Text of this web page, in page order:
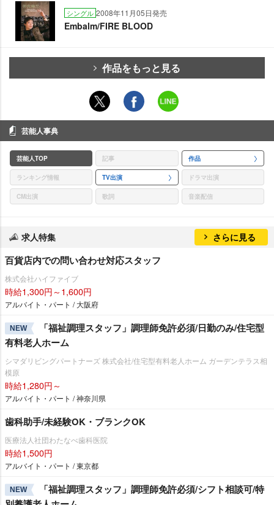
シングル 2008年11月05日発売
Embalm/FIRE BLOOD
作品をもっと見る
芸能人事典
芸能人TOP 記事 作品
ランキング情報 TV出演 ドラマ出演
CM出演 歌詞 音楽配信
求人特集 さらに見る
百貨店内での問い合わせ対応スタッフ
株式会社ハイファイブ
時給1,300円～1,600円
アルバイト・パート / 大阪府
NEW
「福祉調理スタッフ」調理師免許必須/日勤のみ/住宅型
有料老人ホーム
シマダリビングパートナーズ 株式会社/住宅型有料老人ホーム ガーデンテラス相
模原
時給1,280円～
アルバイト・パート / 神奈川県
歯科助手/未経験OK・ブランクOK
医療法人社団わたなべ歯科医院
時給1,500円
アルバイト・パート / 東京都
NEW
「福祉調理スタッフ」調理師免許必須/シフト相談可/特